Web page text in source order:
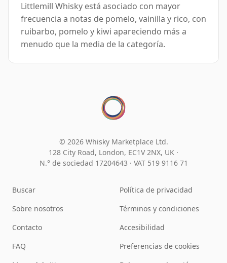
Littlemill Whisky está asociado con mayor
frecuencia a notas de pomelo, vainilla y rico, con
ruibarbo, pomelo y kiwi apareciendo más a
menudo que la media de la categoría.
© 2026 Whisky Marketplace Ltd.
128 City Road, London, EC1V 2NX, UK ·
N.° de sociedad 17204643 · VAT 519 9116 71
Buscar
Sobre nosotros
Contacto
FAQ
Política de privacidad
Términos y condiciones
Accesibilidad
Preferencias de cookies